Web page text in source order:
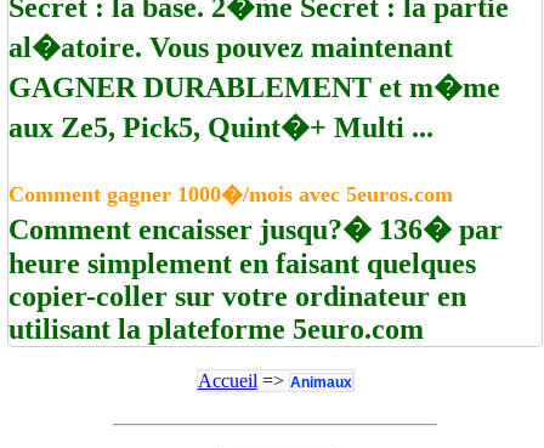
Secret : la base. 2�me Secret : la partie
al�atoire. Vous pouvez maintenant
GAGNER DURABLEMENT et m�me
aux Ze5, Pick5, Quint�+ Multi ...
Comment gagner 1000�/mois avec 5euros.com
Comment encaisser jusqu?� 136� par
heure simplement en faisant quelques
copier-coller sur votre ordinateur en
utilisant la plateforme 5euro.com
Accueil => Animaux